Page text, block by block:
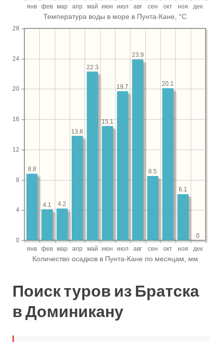
Поиск туров из Братска
в Доминикану